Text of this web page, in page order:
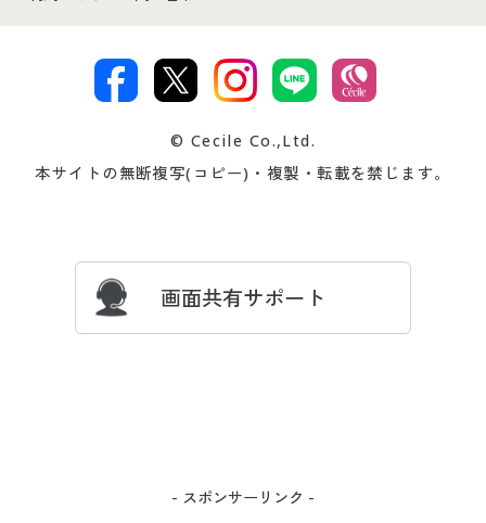
著作権・商標について 会社案内
プレゼント＆キャンペーン サイトマップ
交換・返品は お支払は
ついて
忘れの場合
© Cecile Co.,Ltd.
本サイトの無断複写(コピー)・複製・転載を禁じます。
画面共有サポート
- スポンサーリンク -